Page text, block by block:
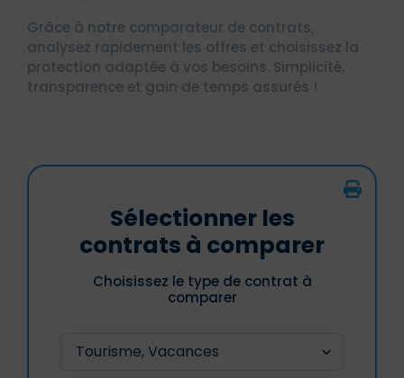
Grâce à notre comparateur de contrats,
analysez rapidement les offres et choisissez la
protection adaptée à vos besoins. Simplicité,
transparence et gain de temps assurés !
Sélectionner les
contrats à comparer
Choisissez le type de contrat à
comparer